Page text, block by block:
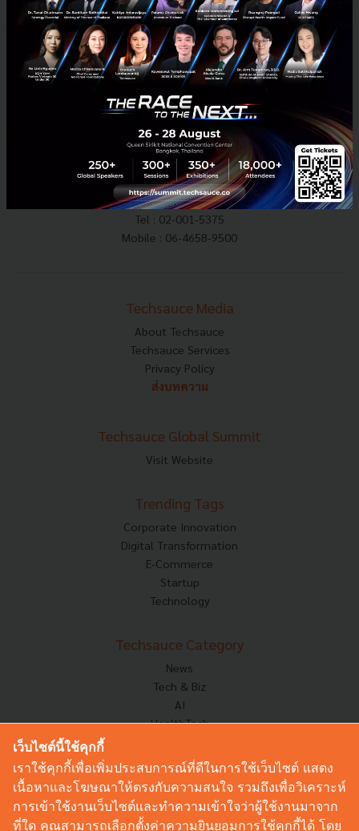
กรกฎาคม 28, 2021| ByTechsauce Team
Tech & Biz Podcast NTT Cloud podcast Security
E-mail :contact@techsauce.co
Tel : 02-001-5375
Mobile : 06-4658-9500
Techsauce Media
About Techsauce
Techsauce Services
Privacy Policy
ส่งบทความ
Techsauce Global Summit
Visit Website
Trending Tags
Corporate Innovation
Digital Transformation
E-Commerce
Startup
Technology
Techsauce Category
News
Tech & Biz
AI
HealthTech
Corp Innov
Saucy Thoughts
Based On
Sustainable
เว็บไซต์นี้ใช้คุกกี้
เราใช้คุกกี้เพื่อเพิ่มประสบการณ์ที่ดีในการใช้เว็บไซต์ แสดง
เนื้อหาและโฆษณาให้ตรงกับความสนใจ รวมถึงเพื่อวิเคราะห์
การเข้าใช้งานเว็บไซต์และทำความเข้าใจว่าผู้ใช้งานมาจาก
ที่ใด คุณสามารถเลือกตั้งค่าความยินยอมการใช้คุกกี้ได้ โดย